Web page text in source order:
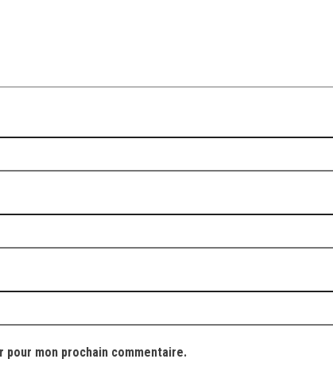
mon prochain commentaire.